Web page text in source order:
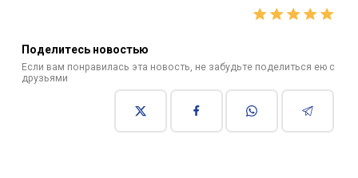
Поделитесь новостью
Если вам понравилась эта новость, не забудьте поделиться ею с
друзьями